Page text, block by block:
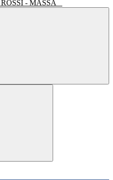
- MASSA